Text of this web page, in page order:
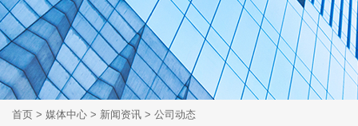
首页 > 媒体中心 > 新闻资讯 > 公司动态